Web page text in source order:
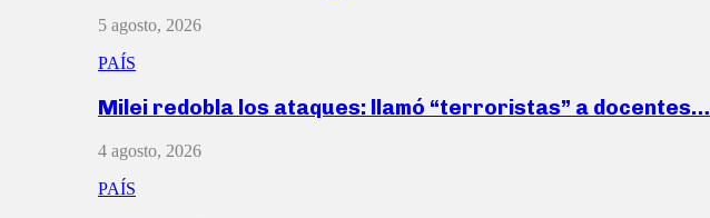
5 agosto, 2026
PAÍS
Milei redobla los ataques: llamó “terroristas” a docentes…
4 agosto, 2026
PAÍS